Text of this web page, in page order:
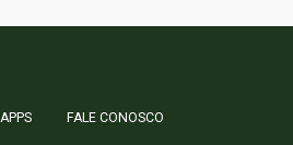
APPS FALE CONOSCO